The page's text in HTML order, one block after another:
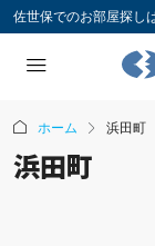
佐世保でのお部屋探し
ホーム 浜田町
浜田町